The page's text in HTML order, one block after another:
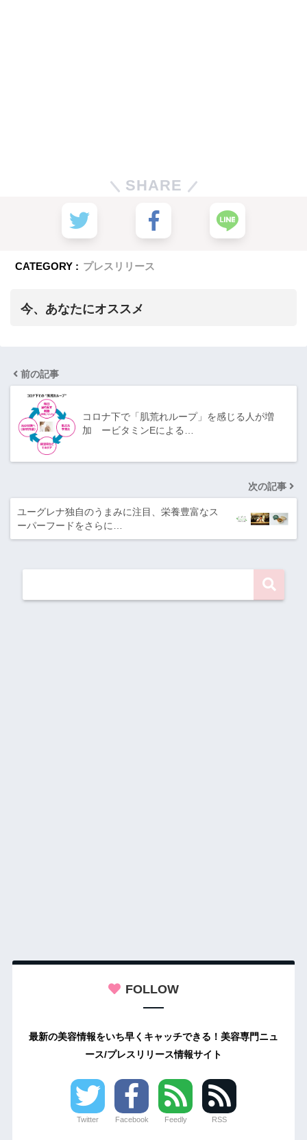
SHARE
CATEGORY : プレスリリース
今、あなたにオススメ
前の記事
コロナ下で「肌荒れループ」を感じる人が増
加 ービタミンEによる…
次の記事
ユーグレナ独自のうまみに注目、栄養豊富なス
ーパーフードをさらに…
FOLLOW
最新の美容情報をいち早くキャッチできる！美容専門ニュ
ース/プレスリリース情報サイト
Twitter Facebook Feedly RSS